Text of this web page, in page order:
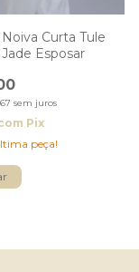
Curta Tule
Esposar
sem juros
Pix
peça!